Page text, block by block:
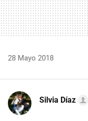
28 Mayo 2018
Silvia Díaz